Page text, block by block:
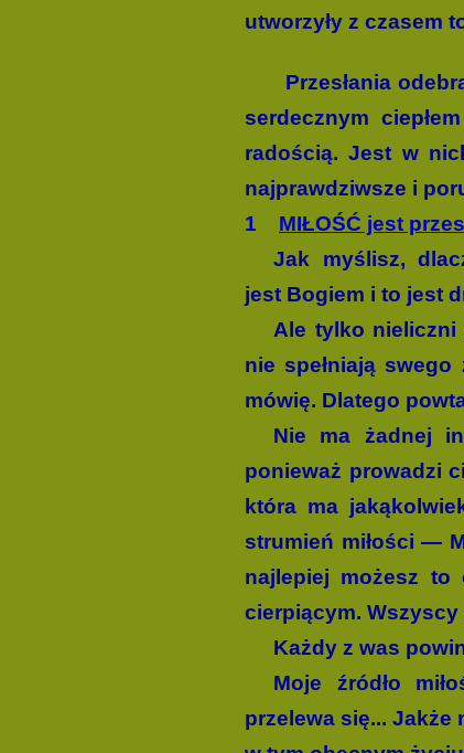
utworzyły z czasem
Przesłania
serdecznym
radością. Jest w
najprawdziwsze i
1
MIŁOŚĆ jest
Jak myślisz,
jest Bogiem i to jest
Ale tylko nieliczni
nie spełniają
mówię. Dlatego
Nie ma żadnej
ponieważ prowadzi
która ma
strumień miłości —
najlepiej możesz to
cierpiącym. Wszyscy
Każdy z was
Moje źródło
przelewa się... Jakże